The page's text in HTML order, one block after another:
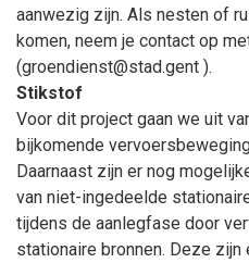
aanwezig zijn. Als nesten of
komen, neem je contact op
(groendienst@stad.gent ).
Stikstof
Voor dit project gaan we uit
bijkomende
Daarnaast zijn er nog
van niet-ingedeelde
tijdens de aanlegfase door
stationaire bronnen. Deze zijn